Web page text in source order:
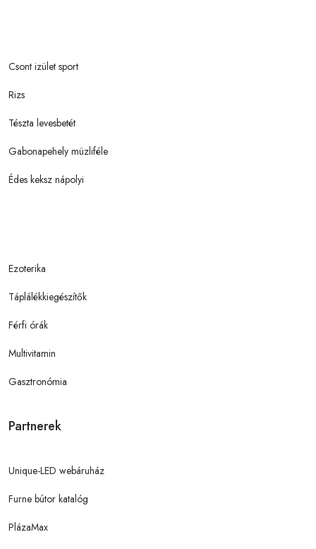
Csont izület sport
Rizs
Tészta levesbetét
Gabonapehely müzliféle
Édes keksz nápolyi
Ezoterika
Táplálékkiegészítők
Férfi órák
Multivitamin
Gasztronómia
Partnerek
Unique-LED webáruház
Furne bútor katalóg
PlázaMax